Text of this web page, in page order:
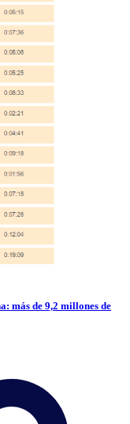
más de 9,2 millones de